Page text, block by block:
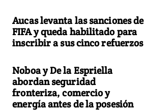
Aucas levanta las sanciones de
FIFA y queda habilitado para
inscribir a sus cinco refuerzos
Noboa y De la Espriella
abordan seguridad
fronteriza, comercio y
energía antes de la posesión